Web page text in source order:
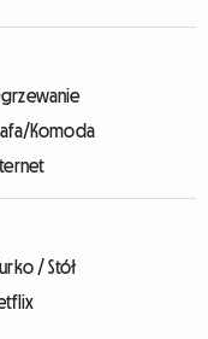
Komoda
/ Stół